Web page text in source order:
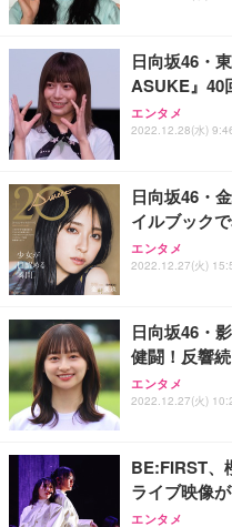
日向坂46・
ASUKE』40
エンタメ
2022.12.28(水)
日向坂46・
イルブック
エンタメ
2022.12.27(火)
日向坂46・
健闘！反響
エンタメ
2022.12.27(火)
BE:FIRST、
ライブ映像
エンタメ